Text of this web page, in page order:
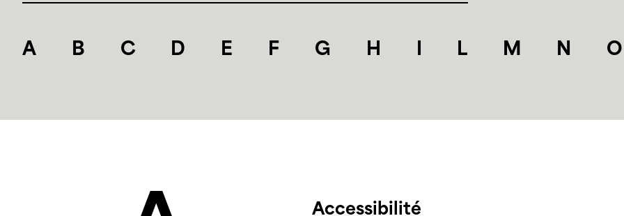
A B C D E F G H I L M N O
Accessibilité